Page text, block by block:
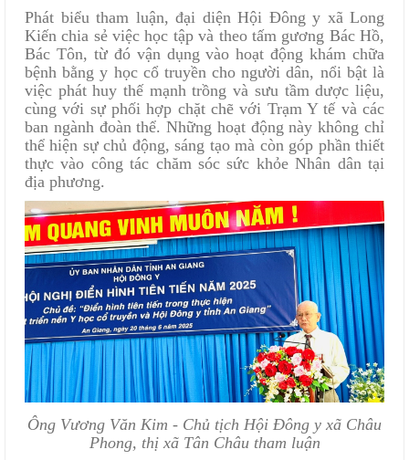
Phát biểu tham luận, đại diện Hội Đông y xã Long
Kiến chia sẻ việc học tập và theo tấm gương Bác Hồ,
Bác Tôn, từ đó vận dụng vào hoạt động khám chữa
bệnh bằng y học cổ truyền cho người dân, nổi bật là
việc phát huy thế mạnh trồng và sưu tầm dược liệu,
cùng với sự phối hợp chặt chẽ với Trạm Y tế và các
ban ngành đoàn thể. Những hoạt động này không chỉ
thể hiện sự chủ động, sáng tạo mà còn góp phần thiết
thực vào công tác chăm sóc sức khỏe Nhân dân tại
địa phương.
Ông Vương Văn Kim - Chủ tịch Hội Đông y xã Châu
Phong, thị xã Tân Châu tham luận